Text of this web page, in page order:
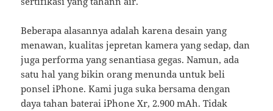
Beberapa alasannya adalah karena desain yang
menawan, kualitas jepretan kamera yang sedap, dan
juga performa yang senantiasa gegas. Namun, ada
satu hal yang bikin orang menunda untuk beli
ponsel iPhone. Kami juga suka bersama dengan
daya tahan baterai iPhone Xr, 2.900 mAh. Tidak